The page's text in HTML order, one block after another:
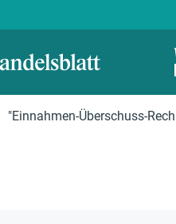
"Einnahmen-Überschuss-